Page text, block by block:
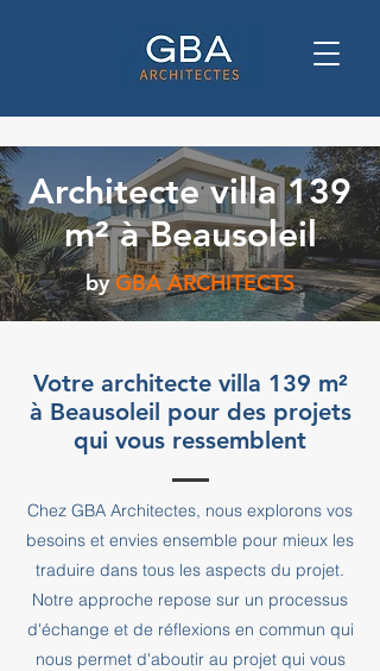
Architecte villa 139
m² à Beausoleil
by GBA ARCHITECTS
Votre architecte villa 139 m²
à Beausoleil pour des projets
qui vous ressemblent
Chez GBA Architectes, nous explorons vos
besoins et envies ensemble pour mieux les
traduire dans tous les aspects du projet.
Notre approche repose sur un processus
d'échange et de réflexions en commun qui
nous permet d'aboutir au projet qui vous